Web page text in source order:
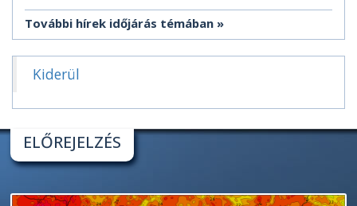
További hírek időjárás témában
Kiderül
ELŐREJELZÉS